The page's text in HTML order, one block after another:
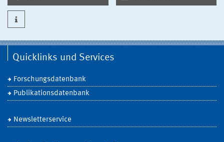
Quicklinks und Services
Forschungsdatenbank
Publikationsdatenbank
Newsletterservice